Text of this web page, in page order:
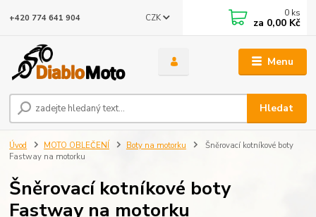
Menu
CZK
Hledat
+420 774 641 904 0 ks
za 0,00 Kč
Úvod MOTO OBLEČENÍ Boty na motorku
Šněrovací kotníkové boty
Fastway na motorku
Šněrovací kotníkové boty
Fastway na motorku